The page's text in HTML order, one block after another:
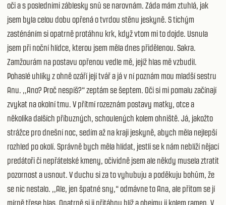
oči a s posledními záblesky snů se narovnám. Záda mám ztuhlá, jak
jsem byla celou dobu opřená o tvrdou stěnu jeskyně. S tichým
zasténáním si opatrně protáhnu krk, když vtom mi to dojde. Usnula
jsem při noční hlídce, kterou jsem měla dnes přidělenou. Sakra.
Zamžourám na postavu opřenou vedle mě, jejíž hlas mě vzbudil.
Pohaslé uhlíky z ohně ozáří její tvář a já v ní poznám mou mladší sestru
Anu. ,,Ano? Proč nespíš?“ zeptám se šeptem. Oči si mi pomalu začínají
zvykat na okolní tmu. V přítmí rozeznám postavy matky, otce a
několika dalších příbuzných, schoulených kolem ohniště. Já, jakožto
strážce pro dnešní noc, sedím až na kraji jeskyně, abych měla nejlepší
rozhled po okolí. Správně bych měla hlídat, jestli se k nám neblíží nějací
predátoři či nepřátelské kmeny, očividně jsem ale někdy musela ztratit
pozornost a usnout. V duchu si za to vyhubuju a poděkuju bohům, že
se nic nestalo. ,,Ale, jen špatné sny,“ odmávne to Ana, ale přitom se jí